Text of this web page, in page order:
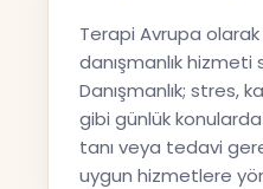
Terapi Avrupa
danışmanlık hizmeti
Danışmanlık; stres,
gibi günlük
tanı veya tedavi
uygun hizmetlere